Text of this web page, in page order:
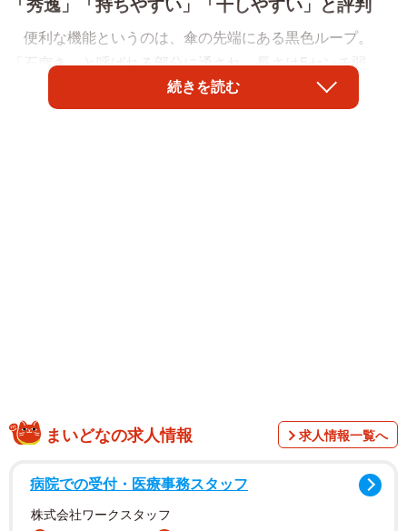
「秀逸」「持ちやすい」「干しやすい」と評判
便利な機能というのは、傘の先端にある黒色ループ。
「石突き」と呼ばれる部分に通され、長さは5センチ弱。
モンベルの広報担当者によると、同社の折りたたみ傘シ
続きを読む
まいどなの求人情報 求人情報一覧へ
病院での受付・医療事務スタッフ
株式会社ワークスタッフ